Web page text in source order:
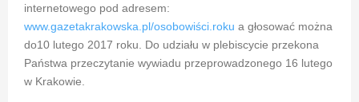
internetowego pod adresem:
www.gazetakrakowska.pl/osobowiści.roku a głosować można
do10 lutego 2017 roku. Do udziału w plebiscycie przekona
Państwa przeczytanie wywiadu przeprowadzonego 16 lutego
w Krakowie.